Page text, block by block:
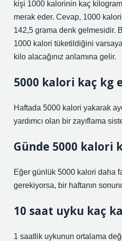
kişi 1000 kalorinin kaç
merak eder. Cevap, 1000
142,5 grama denk gelmesidir.
1000 kalori tüketildiğini
kilo alacağınız anlamına gelir.
5000 kalori kaç kg
Haftada 5000 kalori yakarak
yardımcı olan bir zayıflama
Günde 5000 kalori
Eğer günlük 5000 kalori daha
gerekiyorsa, bir haftanın
10 saat uyku kaç
1 saatlik uykunun ortalama